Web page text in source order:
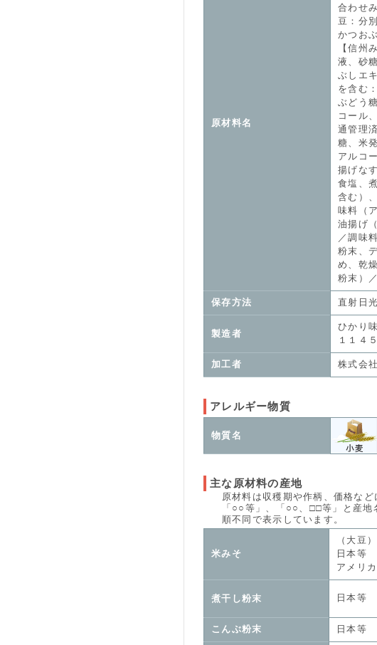
原材料名
合わせ
豆：分
かつお
【信州
液、砂
ぶしエ
を含む
ぶどう
コール
通管理
糖、米
アルコ
揚げな
食塩、
含む）
味料（
油揚げ
／調味
粉末、
め、乾
粉末）
保存方法 直射日
製造者
ひかり
１１４
加工者 株式会
アレルギー物質
物質名
主な原材料の産地
原材料は収穫期や作柄、価格などに
「○○等」、「○○、□□等」と産地名
順不同で表示しています。
米みそ
（大豆
日本等
アメリ
煮干し粉末 日本等
こんぶ粉末 日本等